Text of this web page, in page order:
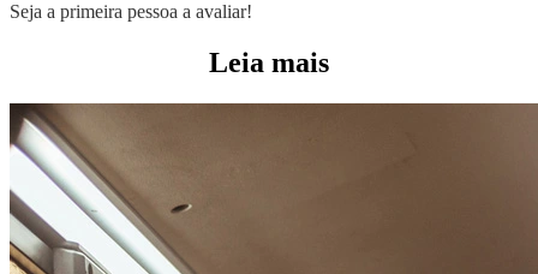
Seja a primeira pessoa a avaliar!
Leia mais